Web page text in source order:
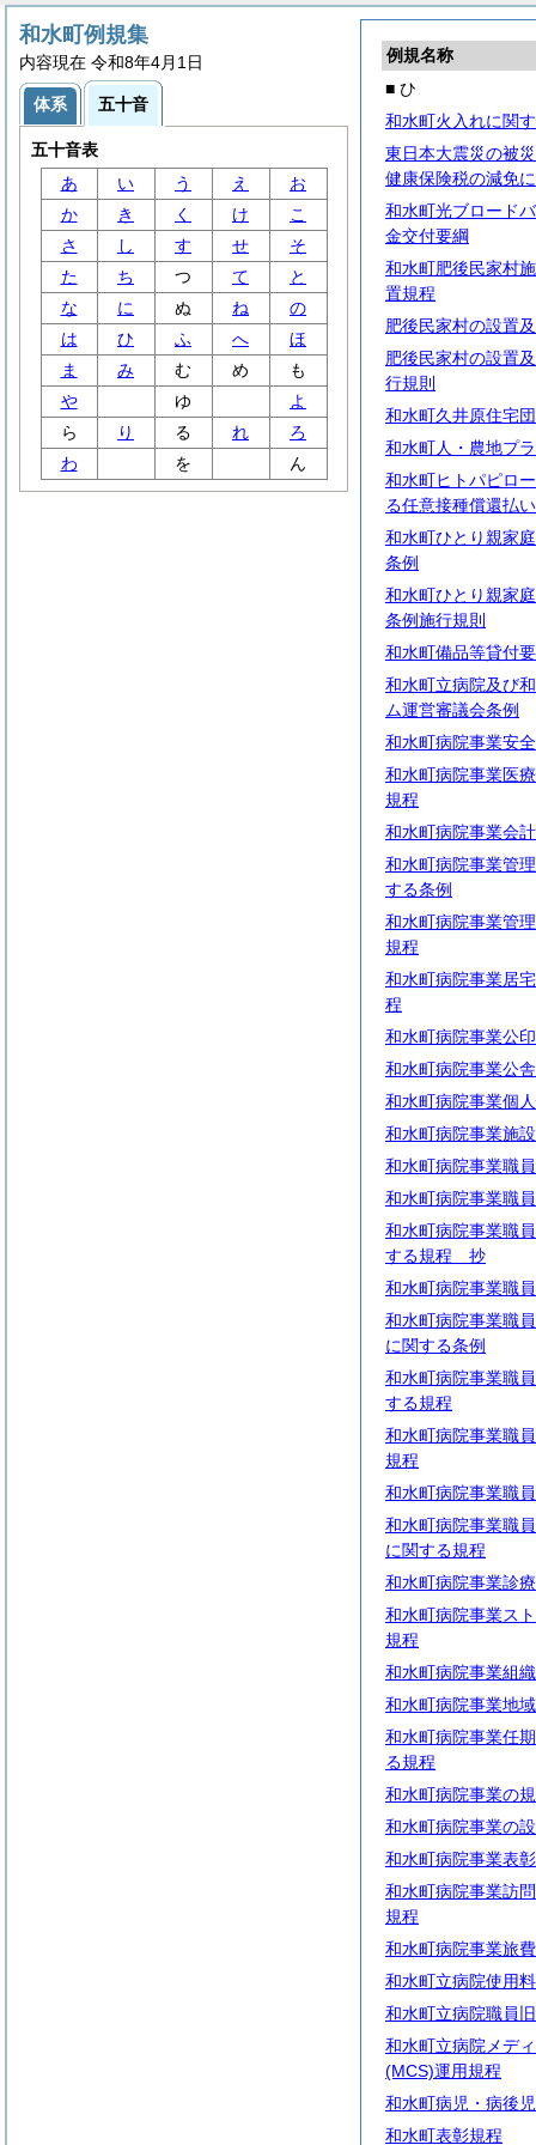
例規名称
■ ひ
和水町火入れに関
東日本大震災の被
健康保険税の減免
和水町光ブロード
金交付要綱
和水町肥後民家村
置規程
肥後民家村の設置
肥後民家村の設置
行規則
和水町久井原住宅
和水町人・農地プ
和水町ヒトパピロ
る任意接種償還払
和水町ひとり親家
条例
和水町ひとり親家
条例施行規則
和水町備品等貸付
和水町立病院及び
ム運営審議会条例
和水町病院事業安
和水町病院事業医
規程
和水町病院事業会
和水町病院事業管
する条例
和水町病院事業管
規程
和水町病院事業居
程
和水町病院事業公
和水町病院事業公
和水町病院事業個
和水町病院事業施
和水町病院事業職
和水町病院事業職
和水町病院事業職
する規程 抄
和水町病院事業職
和水町病院事業職
に関する条例
和水町病院事業職
する規程
和水町病院事業職
規程
和水町病院事業職
和水町病院事業職
に関する規程
和水町病院事業診
和水町病院事業ス
規程
和水町病院事業組
和水町病院事業地
和水町病院事業任
る規程
和水町病院事業の
和水町病院事業の
和水町病院事業表
和水町病院事業訪
規程
和水町病院事業旅
和水町立病院使用
和水町立病院職員
和水町立病院メデ
(MCS)運用規程
和水町病児・病後
和水町表彰規程
和水町例規集
内容現在 令和8年4月1日
体系 五十音
五十音表
あ
い う え
お
か
き く け
こ
さ
し す せ
そ
た
ち つ て
と
な
に ぬ ね
の
は
ひ ふ へ
ほ
ま
み む め
も
や
ゆ
よ
ら
り る れ
ろ
わ
を ん